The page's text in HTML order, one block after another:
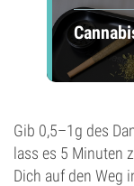
Gib 0,5–1g des
lass es 5 Minuten
Dich auf den Weg